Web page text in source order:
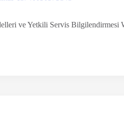
ve Yetkili Servis Bilgilendirmesi